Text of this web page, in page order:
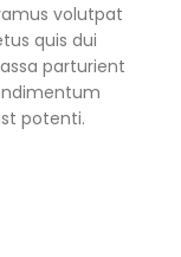
volutpat
quis dui
parturient
potenti.